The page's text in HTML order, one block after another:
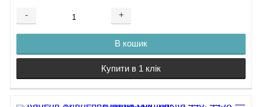
- +
В кошик
Купити в 1 клік